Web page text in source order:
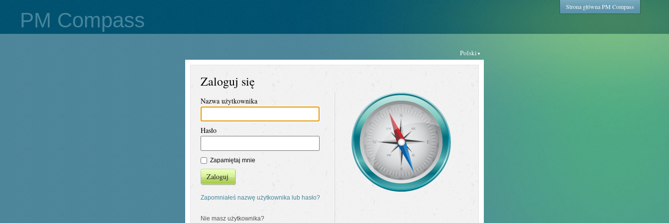
PM Compass
Strona główna PM Compass
Polski ▼
Zaloguj się
Nazwa użytkownika
Hasło
Zapamiętaj mnie
Zaloguj
Zapomniałeś nazwę użytkownika lub hasło?
Nie masz użytkownika?